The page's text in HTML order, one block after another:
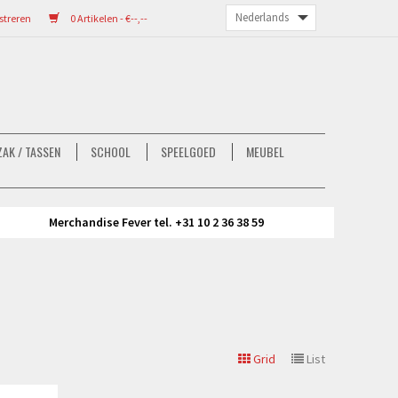
0 Artikelen - €--,--
/ TASSEN SCHOOL SPEELGOED
MEUBEL
Merchandise Fever tel. +31 10 2 36 38 59
Grid List